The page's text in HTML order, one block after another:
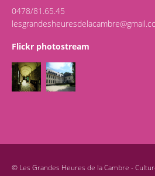
0478/81.65.45
Flickr photostream
© Les Grandes Heures de la Cambre -